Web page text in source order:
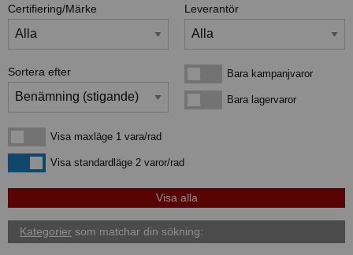
Certifiering/Märke Leverantör
Sortera efter Bara kampanjvarorBara kampanjvaror
Bara lagervarorBara lagervaror
Visa maxläge 1 vara/rad
Visa maxläge 1 vara/rad
Visa standardlägeVisa standardläge 2 varor/rad
Kategorier som matchar din sökning: